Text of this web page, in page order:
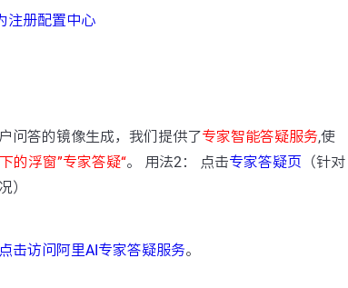
注册配置中心
问答的镜像生成，我们提供了专家智能答疑服务,使
的浮窗”专家答疑“。 用法2： 点击专家答疑页 （针对
）
点击访问阿里AI专家答疑服务。